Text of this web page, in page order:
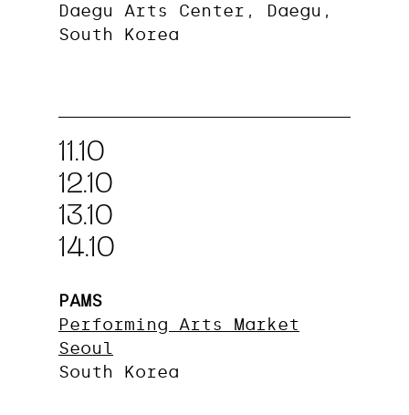
Daegu Arts Center, Daegu,
South Korea
11.10
12.10
13.10
14.10
PAMS
Performing Arts Market
Seoul
South Korea